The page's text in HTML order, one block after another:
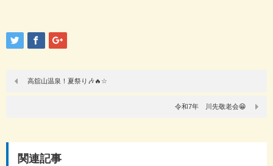
高舘山温泉！夏祭り🎶🔥☆
令和7年 川先敬老会😁
関連記事